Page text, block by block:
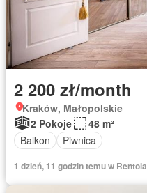
2 200 zł/month
Kraków, Małopolskie
2 Pokoje
48 m²
Balkon
Piwnica
1 dzień, 11 godzin temu w Rentola